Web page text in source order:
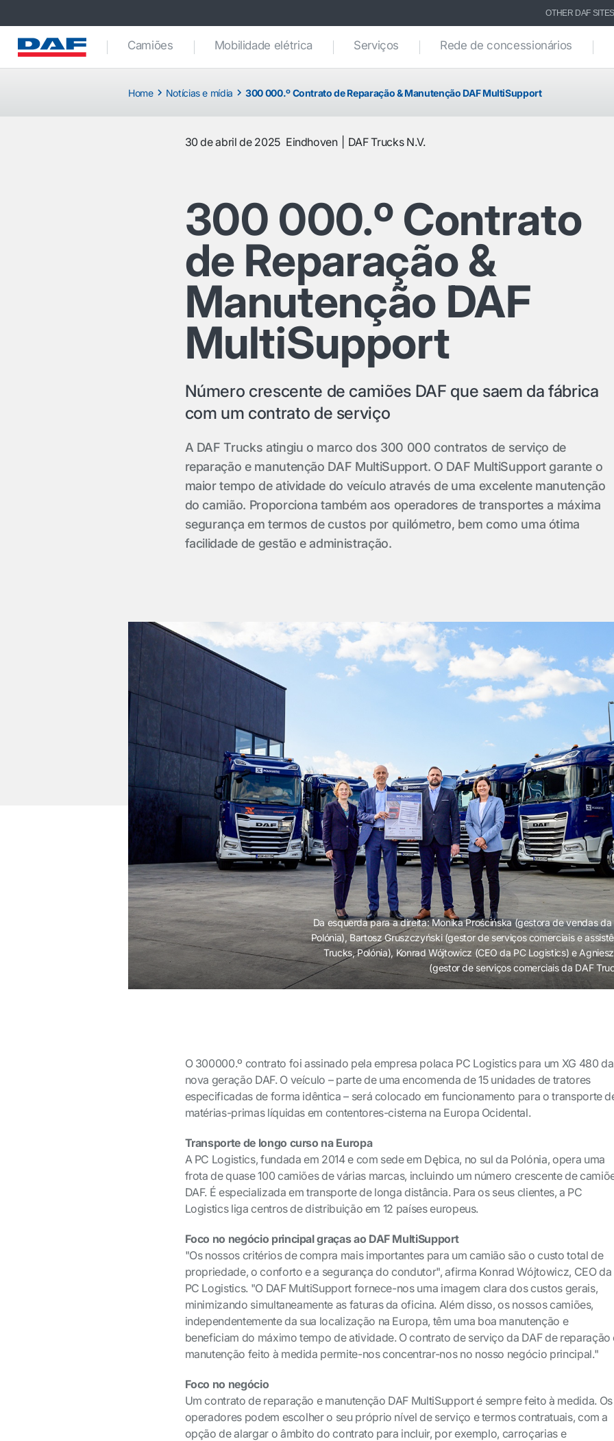
OTHER DAF
Camiões Mobilidade elétrica Serviços Rede de concessionários
Home Notícias e mídia 300 000.º Contrato de Reparação & Manutenção DAF MultiSupport
30 de abril de 2025 Eindhoven DAF Trucks N.V.
300 000.º Contrato
de Reparação &
Manutenção DAF
MultiSupport
Número crescente de camiões DAF que saem da fábrica
com um contrato de serviço
A DAF Trucks atingiu o marco dos 300 000 contratos de serviço de
reparação e manutenção DAF MultiSupport. O DAF MultiSupport garante o
maior tempo de atividade do veículo através de uma excelente manutenção
do camião. Proporciona também aos operadores de transportes a máxima
segurança em termos de custos por quilómetro, bem como uma ótima
facilidade de gestão e administração.
Da esquerda para a direita: Monika Prościńska (gestora de vendas da
Polónia), Bartosz Gruszczyński (gestor de serviços comerciais e
Trucks, Polónia), Konrad Wójtowicz (CEO da PC Logistics) e
(gestor de serviços comerciais da DAF
O 300000.º contrato foi assinado pela empresa polaca PC Logistics para um XG 480 da
nova geração DAF. O veículo – parte de uma encomenda de 15 unidades de tratores
especificadas de forma idêntica – será colocado em funcionamento para o transporte
matérias-primas líquidas em contentores-cisterna na Europa Ocidental.
Transporte de longo curso na Europa
A PC Logistics, fundada em 2014 e com sede em Dębica, no sul da Polónia, opera uma
frota de quase 100 camiões de várias marcas, incluindo um número crescente de
DAF. É especializada em transporte de longa distância. Para os seus clientes, a PC
Logistics liga centros de distribuição em 12 países europeus.
Foco no negócio principal graças ao DAF MultiSupport
"Os nossos critérios de compra mais importantes para um camião são o custo total de
propriedade, o conforto e a segurança do condutor", afirma Konrad Wójtowicz, CEO da
PC Logistics. "O DAF MultiSupport fornece-nos uma imagem clara dos custos gerais,
minimizando simultaneamente as faturas da oficina. Além disso, os nossos camiões,
independentemente da sua localização na Europa, têm uma boa manutenção e
beneficiam do máximo tempo de atividade. O contrato de serviço da DAF de reparação
manutenção feito à medida permite-nos concentrar-nos no nosso negócio principal."
Foco no negócio
Um contrato de reparação e manutenção DAF MultiSupport é sempre feito à medida. Os
operadores podem escolher o seu próprio nível de serviço e termos contratuais, com a
opção de alargar o âmbito do contrato para incluir, por exemplo, carroçarias e